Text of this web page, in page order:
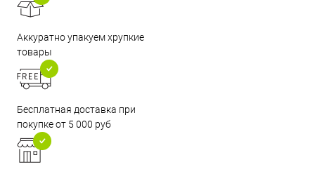
Аккуратно упакуем хрупкие
товары
Бесплатная доставка при
покупке от 5 000 руб